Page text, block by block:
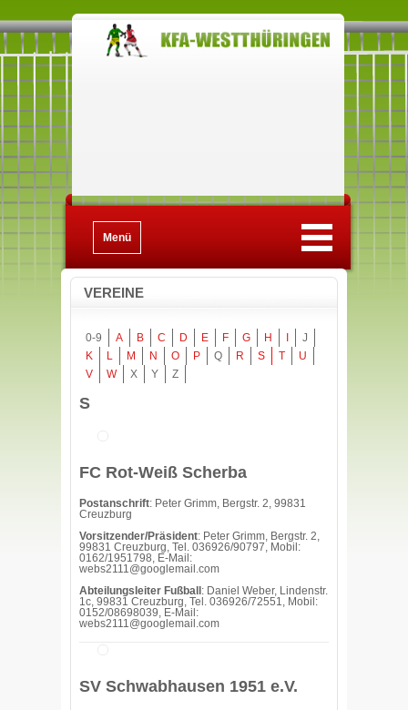
Menü
VEREINE
0-9 A B C D E F G H
J
K
L M N O P Q R S T
U
V
W X Y Z
S
FC Rot-Weiß Scherba
Postanschrift: Peter Grimm, Bergstr. 2, 99831
Creuzburg
Vorsitzender/Präsident: Peter Grimm, Bergstr. 2,
99831 Creuzburg, Tel. 036926/90797, Mobil:
0162/1951798, E-Mail:
webs2111@googlemail.com
Abteilungsleiter Fußball : Daniel Weber, Lindenstr.
1c, 99831 Creuzburg, Tel. 036926/72551, Mobil:
0152/08698039, E-Mail:
webs2111@googlemail.com
SV Schwabhausen 1951 e.V.